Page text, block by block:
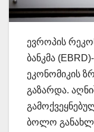
ევროპის
ბანკმა
ეკონომიკის
გაზარდა.
ბოლო